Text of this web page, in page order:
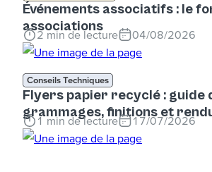
Événements associatifs : le
associations
2 min de lecture 04/08/2026
Conseils Techniques
Flyers papier recyclé : guide
grammages, finitions et
1min de lecture 17/07/2026